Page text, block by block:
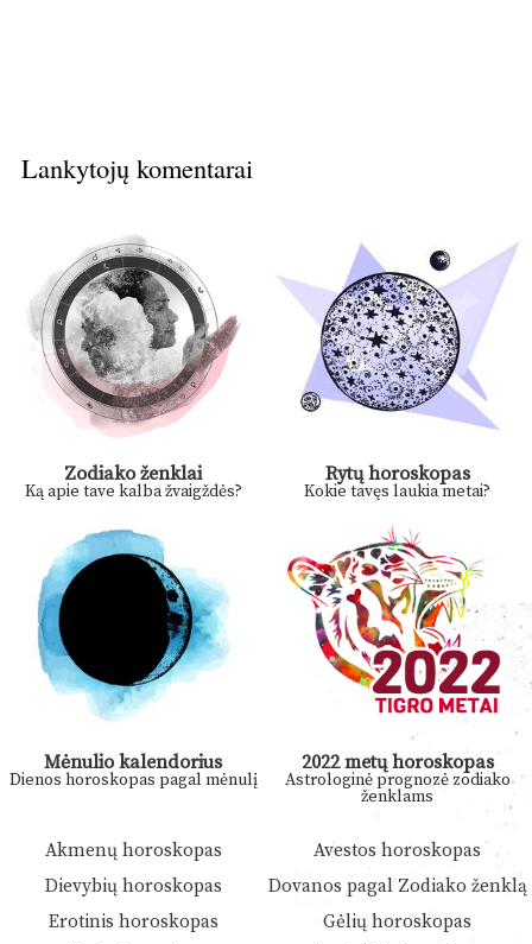
Lankytojų komentarai
Zodiako ženklai
Ką apie tave kalba žvaigždės?
Rytų horoskopas
Kokie tavęs laukia metai?
Mėnulio kalendorius
Dienos horoskopas pagal mėnulį
2022 metų horoskopas
Astrologinė prognozė zodiako
ženklams
Akmenų horoskopas
Avestos horoskopas
Dievybių horoskopas
Dovanos pagal Zodiako ženklą
Erotinis horoskopas
Gėlių horoskopas